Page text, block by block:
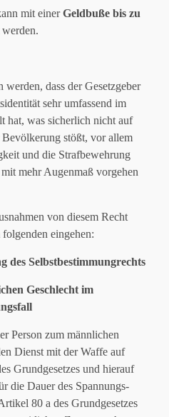
mit einerGeldbuße bis zu
werden.
dass der Gesetzgeber
sehr umfassend im
hat, was sicherlich nicht auf
stößt, vor allem
und die Strafbewehrung
mehr Augenmaß vorgehen
von diesem Recht
eingehen:
des Selbstbestimmungrechts
Geschlecht im
Person zum männlichen
Dienst mit der Waffe auf
Grundgesetzes und hierauf
die Dauer des Spannungs-
80 a des Grundgesetzes